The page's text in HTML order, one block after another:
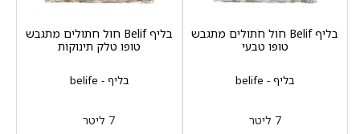
בליף - belife
בליף Belif חול חתולים מתגבש
טופו טבעי
7 ליטר
בליף - belife
בליף Belif חול חתולים מתגבש
טופו טלק תינוקות
7 ליטר